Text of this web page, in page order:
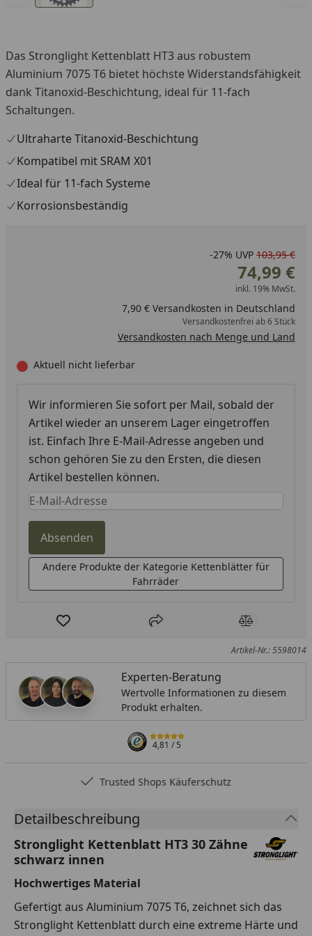
Das Stronglight Kettenblatt HT3 aus robustem
Aluminium 7075 T6 bietet höchste Widerstandsfähigkeit
dank Titanoxid-Beschichtung, ideal für 11-fach
Schaltungen.
Ultraharte Titanoxid-Beschichtung
Kompatibel mit SRAM X01
Ideal für 11-fach Systeme
Korrosionsbeständig
-27% UVP 103,95 €
74,99 €
inkl. 19% MwSt.
7,90 € Versandkosten in Deutschland
Versandkostenfrei ab 6 Stück
Versandkosten nach Menge und Land
Aktuell nicht lieferbar
Wir informieren Sie sofort per Mail, sobald der
Artikel wieder an unserem Lager eingetroffen
ist. Einfach Ihre E-Mail-Adresse angeben und
schon gehören Sie zu den Ersten, die diesen
Artikel bestellen können.
Keine Eingabe erforderlich
Eingabe erforderlich
Absenden
Andere Produkte der Kategorie Kettenblätter für
Fahrräder
Produkt zur Wunschliste hinzufügen
Teilen Produkt
Artikel-Nr.: 5598014
Experten-Beratung
Wertvolle Informationen zu diesem
Produkt erhalten.
4,81/ 5
Trusted Shops Käuferschutz
Detailbeschreibung
Stronglight Kettenblatt HT3 30 Zähne
schwarz innen
Hochwertiges Material
Gefertigt aus Aluminium 7075 T6, zeichnet sich das
Stronglight Kettenblatt durch eine extreme Härte und